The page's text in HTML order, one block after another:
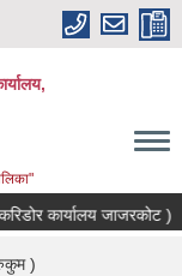
कार्यालय जाजरकोट )
)